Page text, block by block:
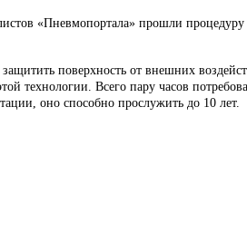
«Пневмопортала» прошли
поверхность от внешних
технологии. Всего пару часов
оно способно прослужить до 10 лет.